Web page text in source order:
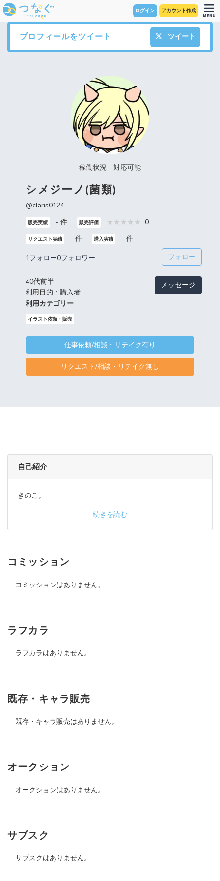
ログイン アカウント作成
プロフィールをツイート ツイート
稼働状況：対応可能
シメジーノ(菌類)
@claris0124
販売実績 - 件 販売評価 0
リクエスト実績 - 件 購入実績 - 件
1フォロー0フォロワー フォロー
40代前半
利用目的：購入者
メッセージ
利用カテゴリー
イラスト依頼・販売
仕事依頼/相談・リテイク有り
リクエスト/相談・リテイク無し
自己紹介
きのこ。
続きを読む
コミッション
コミッションはありません。
ラフカラ
ラフカラはありません。
既存・キャラ販売
既存・キャラ販売はありません。
オークション
オークションはありません。
サブスク
サブスクはありません。